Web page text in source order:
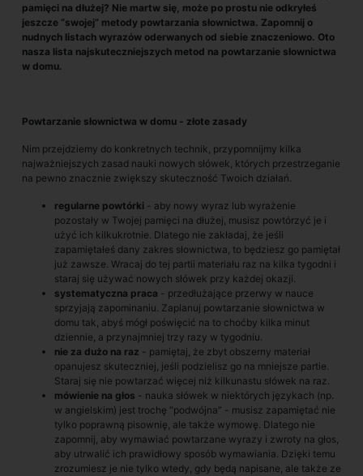
pamięci na dłużej? Nie martw się, może po prostu nie odkryłeś
jeszcze “swojej” metody powtarzania słownictwa. Zapomnij o
nudnych listach wyrazów oderwanych od siebie znaczeniowo. Oto
nasza lista najskuteczniejszych metod na powtarzanie słownictwa
w domu.
Powtarzanie słownictwa w domu - złote zasady
Nim przejdziemy do konkretnych technik, przypomnijmy kilka
najważniejszych zasad nauki nowych słówek, których przestrzeganie
na pewno znacznie zwiększy skuteczność Twoich działań.
regularne powtórki - aby nowy wyraz lub wyrażenie
pozostały w Twojej pamięci na dłużej, musisz powtórzyć je i
użyć ich kilkukrotnie. Dlatego nie zakładaj, że jeśli
zapamiętałeś dany zakres słownictwa, to będziesz go pamiętał
już zawsze. Wracaj do tej partii materiału raz na kilka tygodni i
staraj się używać nowych słówek przy każdej okazji.
systematyczna praca - przedłużające przerwy w nauce
sprzyjają zapominaniu. Zaplanuj powtarzanie słownictwa w
domu tak, abyś mógł poświęcić na to choćby kilka minut
dziennie, a przynajmniej trzy razy w tygodniu.
nie za dużo na raz - pamiętaj, że zbyt obszerny materiał
opanujesz skuteczniej, jeśli podzielisz go na mniejsze partie.
Staraj się nie powtarzać więcej niż kilkunastu słówek na raz.
mówienie na głos - nauka słówek w niektórych językach (np.
w angielskim) jest trochę “podwójna” - musisz zapamiętać nie
tylko poprawną pisownię, ale także wymowę. Dlatego nie
zapomnij, aby wymawiać powtarzane wyrazy i zwroty na głos,
aby utrwalić ich prawidłowy sposób wymawiania. Dzięki temu
zrozumiesz je nie tylko wtedy, gdy będą napisane, ale także ze